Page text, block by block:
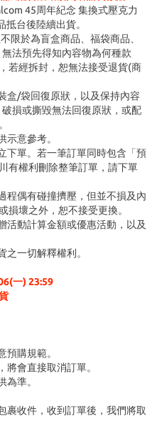
45周年紀念 集換式壓克力
抵台後陸續出貨。
限於為盲盒商品、福袋商品、
法預先得知內容物為何種款
若經拆封，恕無法接受退貨(商
盒/袋回復原狀，以及保持內容
損或撕毀無法回復原狀，或配
意參考。
下單。若一筆訂單同時包含「預
有權利刪除整筆訂單，請下單
程偶有碰撞擠壓，但並不損及內
損壞之外，恕不接受更換。
動計算金額或優惠活動，以及
一切解釋權利。
一) 23:59
購規範。
會直接取消訂單。
準。
收件，收到訂單後，我們將取